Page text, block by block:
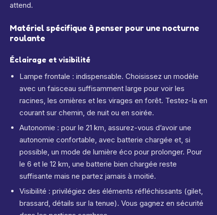
attend.
Matériel spécifique à penser pour une nocturne
roulante
Éclairage et visibilité
Lampe frontale : indispensable. Choisissez un modèle
avec un faisceau suffisamment large pour voir les
racines, les ornières et les virages en forêt. Testez-la en
courant sur chemin, de nuit ou en soirée.
Autonomie : pour le 21 km, assurez-vous d’avoir une
autonomie confortable, avec batterie chargée et, si
possible, un mode de lumière éco pour prolonger. Pour
le 6 et le 12 km, une batterie bien chargée reste
suffisante mais ne partez jamais à moitié.
Visibilité : privilégiez des éléments réfléchissants (gilet,
brassard, détails sur la tenue). Vous gagnez en sécurité